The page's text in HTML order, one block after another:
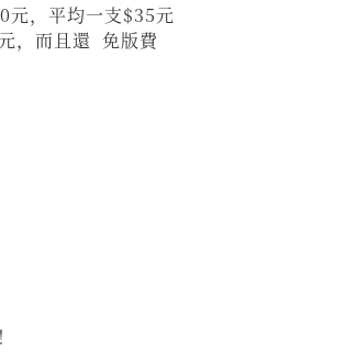
元，平均一支$35元
，而且還 免版費